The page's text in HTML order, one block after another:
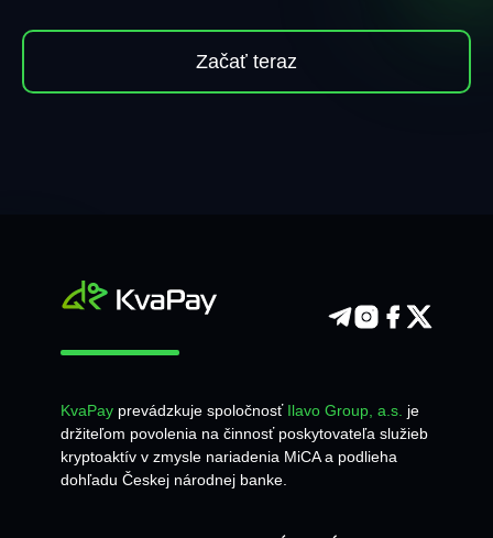
Začať teraz
KvaPay prevádzkuje spoločnosť Ilavo Group, a.s. je
držiteľom povolenia na činnosť poskytovateľa služieb
kryptoaktív v zmysle nariadenia MiCA a podlieha
dohľadu Českej národnej banke.